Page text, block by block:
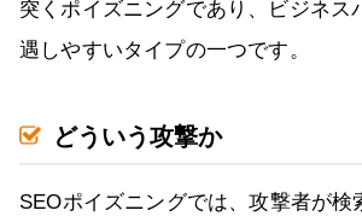
突くポイズニングであり、ビジネス
遇しやすいタイプの一つです。
どういう攻撃か
SEOポイズニングでは、攻撃者が検